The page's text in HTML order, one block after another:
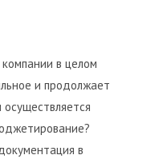
в целом
и продолжает
в